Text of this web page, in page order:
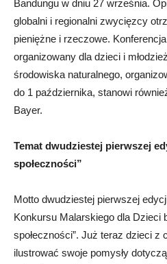
Bandungu w dniu 27 września.
globalni i regionalni zwycięzcy
pieniężne i rzeczowe.
organizowany dla dzieci i
środowiska naturalnego,
do 1 października, stanowi
Bayer.
Temat dwudziestej pierwszej
społeczności”
Motto dwudziestej pierwszej
Konkursu Malarskiego dla Dzieci
społeczności”. Już teraz dzieci z
ilustrować swoje pomysły